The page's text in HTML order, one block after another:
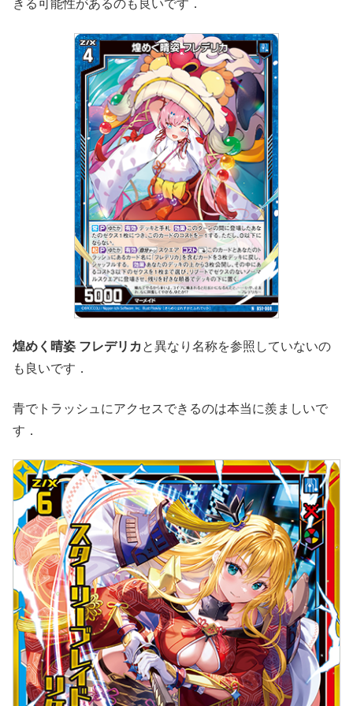
きる可能性があるのも良いです．
煌めく晴姿 フレデリカ と異なり名称を参照していないの
も良いです．
青でトラッシュにアクセスできるのは本当に羨ましいで
す．